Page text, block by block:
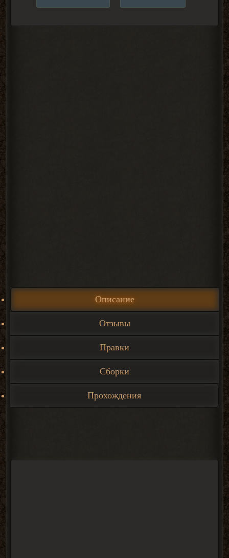
Описание
Отзывы
Правки
Сборки
Прохождения